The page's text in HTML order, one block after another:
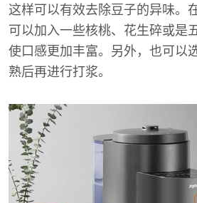
这样可以有效去除豆子的异味。
可以加入一些核桃、花生碎或是
使口感更加丰富。另外，也可以
熟后再进行打浆。